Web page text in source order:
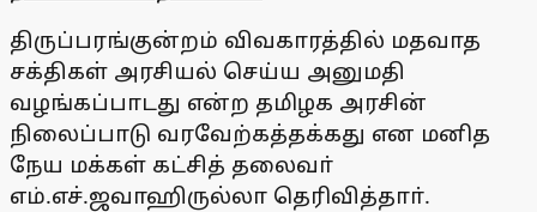
திருப்பரங்குன்றம் விவகாரத்தில் மதவாத
சக்திகள் அரசியல் செய்ய அனுமதி
வழங்கப்பாடது என்ற தமிழக அரசின்
நிலைப்பாடு வரவேற்கத்தக்கது என மனித
நேய மக்கள் கட்சித் தலைவா்
எம்.எச்.ஜவாஹிருல்லா தெரிவித்தாா்.